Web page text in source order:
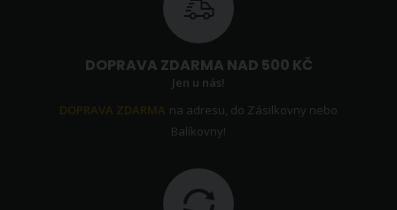
DOPRAVA ZDARMA NAD 500 KČ
Jen u nás!
DOPRAVA ZDARMA na adresu, do Zásilkovny nebo
Balíkovny!